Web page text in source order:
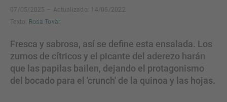
07/05/2025 – Actualizado: 14/06/2022
Texto: Rosa Tovar
Fresca y sabrosa, así se define esta ensalada. Los
zumos de cítricos y el picante del aderezo harán
que las papilas bailen, dejando el protagonismo
del bocado para el 'crunch' de la quinoa y las hojas.